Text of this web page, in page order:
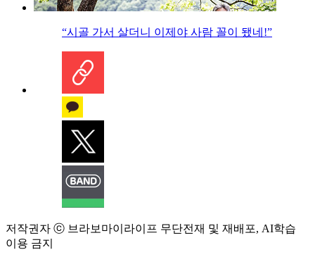
“시골 가서 살더니 이제야 사람 꼴이 됐네!”
저작권자 ⓒ 브라보마이라이프 무단전재 및 재배포, AI학습
이용 금지